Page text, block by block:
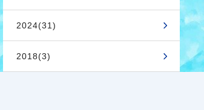
2024(31)
2018(3)